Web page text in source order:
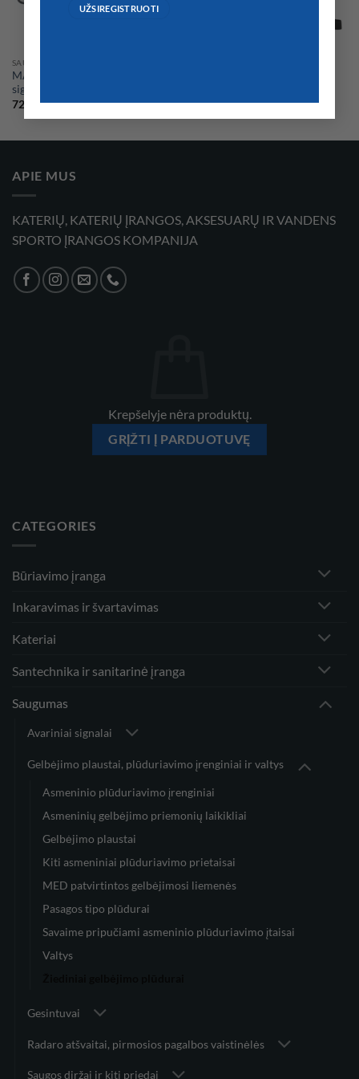
SAUGUMAS
MARCO elektroninis garsinis
signalas, lengvo montavimo
724,00€
46,00€
APIE MUS
KATERIŲ, KATERIŲ ĮRANGOS, AKSESUARŲ IR VANDENS
SPORTO ĮRANGOS KOMPANIJA
Krepšelyje nėra produktų.
GRĮŽTI Į PARDUOTUVĘ
CATEGORIES
Būriavimo įranga
Inkaravimas ir švartavimas
Kateriai
Santechnika ir sanitarinė įranga
Saugumas
Avariniai signalai
Gelbėjimo plaustai, plūduriavimo įrenginiai ir valtys
Asmeninio plūduriavimo įrenginiai
Asmeninių gelbėjimo priemonių laikikliai
Gelbėjimo plaustai
Kiti asmeniniai plūduriavimo prietaisai
MED patvirtintos gelbėjimosi liemenės
Pasagos tipo plūdurai
Savaime pripučiami asmeninio plūduriavimo įtaisai
Valtys
Gesintuvai
Radaro atšvaitai, pirmosios pagalbos vaistinėlės
Saugos diržai ir kiti priedai